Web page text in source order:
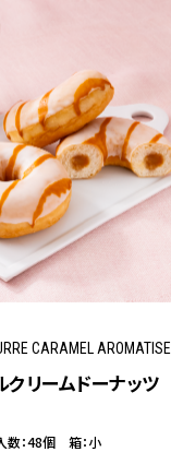
CARAMEL AROMATISE
クリームドーナッツ
数：48個 箱：小